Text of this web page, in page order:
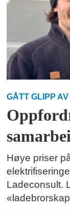
GÅTT GLIPP
Høye priser
Ladeconsult.